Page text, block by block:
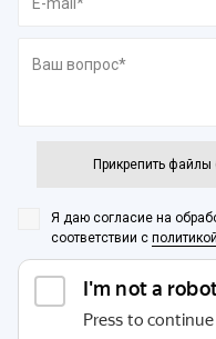
Прикрепить файлы
Я даю согласие на
соответствии с